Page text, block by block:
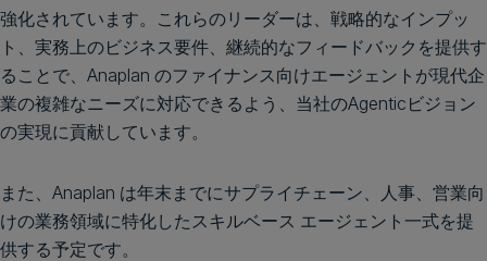
強化されています。これらのリーダーは、戦略的なインプッ
ト、実務上のビジネス要件、継続的なフィードバックを提供す
ることで、Anaplan のファイナンス向けエージェントが現代企
業の複雑なニーズに対応できるよう、当社のAgenticビジョン
の実現に貢献しています。
また、Anaplan は年末までにサプライチェーン、人事、営業向
けの業務領域に特化したスキルベース エージェント一式を提
供する予定です。